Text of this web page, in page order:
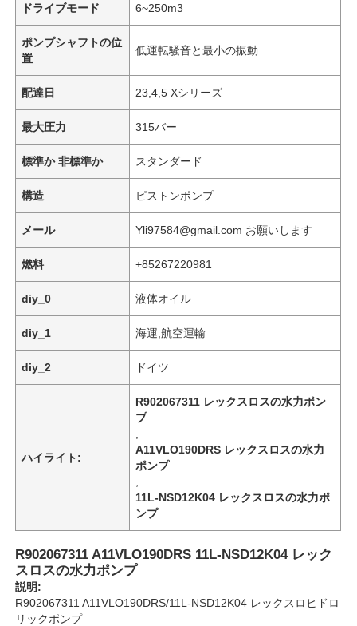
家へ
ビデオ
私たちについて
ドライブモード 6~250m3
ポンプシャフトの位
置
低運転騒音と最小の振動
配達日 23,4,5 Xシリーズ
最大圧力 315バー
標準か 非標準か スタンダード
構造 ピストンポンプ
メール Yli97584@gmail.com お願いします
燃料 +85267220981
diy_0 液体オイル
diy_1 海運,航空運輸
diy_2 ドイツ
ハイライト:
R902067311 レックスロスの水力ポン
プ
A11VLO190DRS レックスロスの水力
ポンプ
11L-NSD12K04 レックスロスの水力ポ
ンプ
R902067311 A11VLO190DRS 11L-NSD12K04 レック
スロスの水力ポンプ
説明:
R902067311 A11VLO190DRS/11L-NSD12K04 レックスロヒドロ
リックポンプ